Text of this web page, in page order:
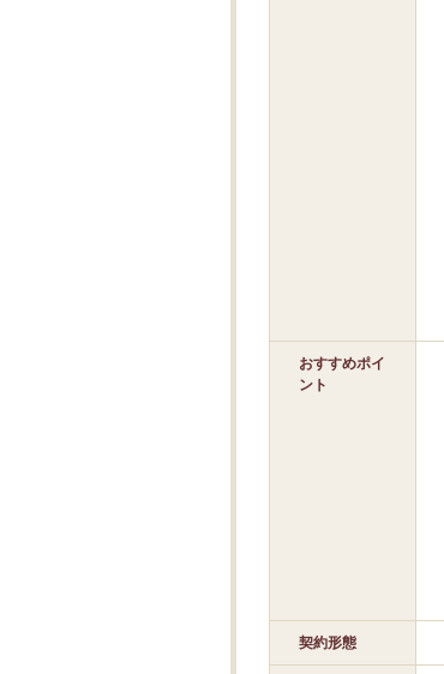
おすすめポイ
ント
契約形態